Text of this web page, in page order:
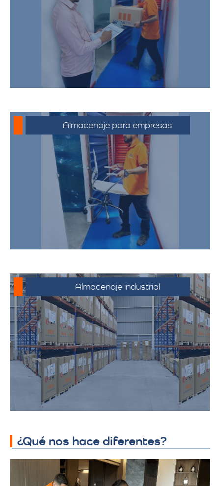
para muebles, electrodomésticos, y
pertenencias personales, asegurando
que sus bienes estén protegidos y
accesibles.
Almacenaje para empresas
Soluciones de almacenamiento
empresarial que incluyen espacio para
mobiliario de oficina, documentos y
equipos. Nuestras bodegas están
diseñadas para satisfacer las
necesidades de su negocio,
proporcionando un entorno seguro y
eficiente.
Almacenaje industrial
Espacios diseñados para productos y
mercancías industriales, incluyendo
productos químicos y telas. Ofrecemos
soluciones adaptadas a los requisitos
específicos de almacenamiento
industrial, garantizando seguridad y
accesibilidad.
¿Qué nos hace diferentes?